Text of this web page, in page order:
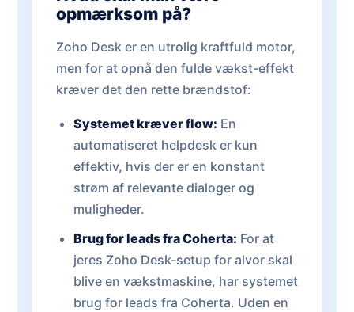
opmærksom på?
Zoho Desk er en utrolig kraftfuld motor,
men for at opnå den fulde vækst-effekt
kræver det den rette brændstof:
Systemet kræver flow: En
automatiseret helpdesk er kun
effektiv, hvis der er en konstant
strøm af relevante dialoger og
muligheder.
Brug for leads fra Coherta: For at
jeres Zoho Desk-setup for alvor skal
blive en vækstmaskine, har systemet
brug for leads fra Coherta. Uden en